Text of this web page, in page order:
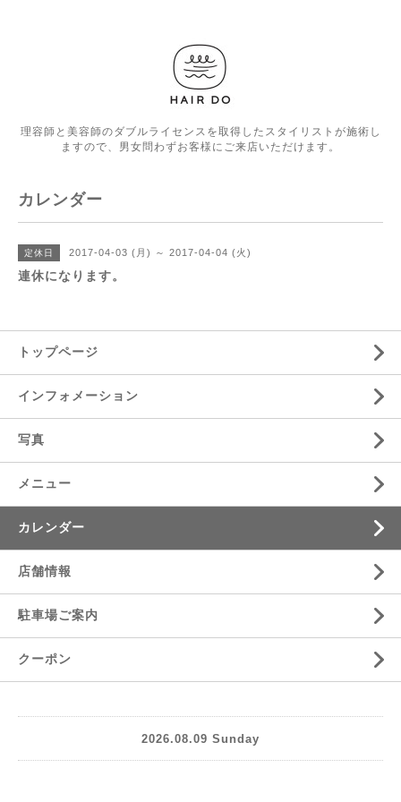
理容師と美容師のダブルライセンスを取得したスタイリストが施術し
ますので、男女問わずお客様にご来店いただけます。
カレンダー
定休日 2017-04-03 (月) ～ 2017-04-04 (火)
連休になります。
トップページ
インフォメーション
写真
メニュー
カレンダー
店舗情報
駐車場ご案内
クーポン
2026.08.09 Sunday